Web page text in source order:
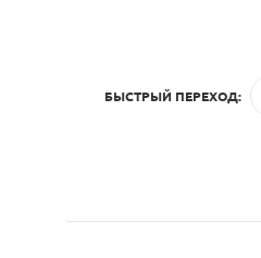
БЫСТРЫЙ ПЕРЕХОД: